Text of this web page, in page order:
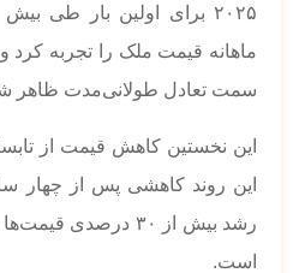
۲۰۲۵ برای اولین بار طی
ماهانه قیمت ملک را تجربه کرد
سمت تعادل طولانی‌مدت ظاهر
این روند کاهشی پس از چهار
است.